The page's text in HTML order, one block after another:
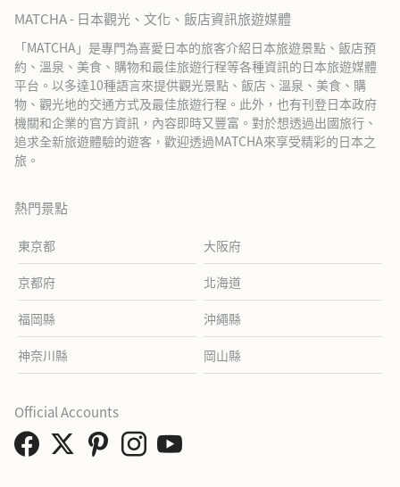
MATCHA - 日本觀光、文化、飯店資訊旅遊媒體
「MATCHA」是專門為喜愛日本的旅客介紹日本旅遊景點、飯店預
約、溫泉、美食、購物和最佳旅遊行程等各種資訊的日本旅遊媒體
平台。以多達10種語言來提供觀光景點、飯店、溫泉、美食、購
物、觀光地的交通方式及最佳旅遊行程。此外，也有刊登日本政府
機關和企業的官方資訊，內容即時又豐富。對於想透過出國旅行、
追求全新旅遊體驗的遊客，歡迎透過MATCHA來享受精彩的日本之
旅。
熱門景點
東京都 大阪府
京都府 北海道
福岡縣 沖繩縣
神奈川縣 岡山縣
Official Accounts